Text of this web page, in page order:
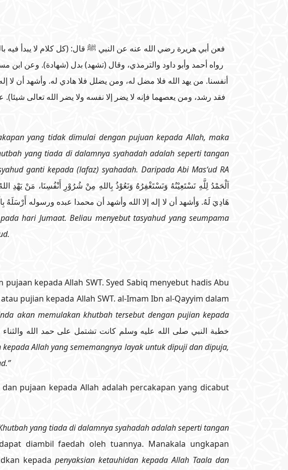
فعن أبي هريرة رضي الله عنه عن النبي ﷺ قال: (كل كلام لا يبدأ فيه
رواه أحمد وأبو داود والترمذي، وقال (تشهد) بدل (شهادة). وعن ابن
أنفسنا. من يهد الله فلا مضل له، ومن يضلل فلا هادي له. وأشهد أن لا
فقد رشد، ومن يعصهما فإنه لا يضر إلا نفسه ولا يضر الله تعالى
yang tidak dimulai dengan pujuan kepada Allah, maka
yang tiada di dalamnya syahadah adalah seperti tangan
ganti kepada (lafaz) syahadah. Daripada Abi Mas‘ud RA
اَلْحَمْدُ لِلَّهِ نَسْتَعِيْنُهُ وَنَسْتَغْفِرُهُ وَنَعُوْذُ بِاللهِ مِنْ شُرُوْرِ أَنْفُسِنَا، مَنْ يَهْدِ
هَادِيَ لَهُ. وَأشهد أن لا إله إلا الله وأشهد أن محمدا عبده ورسوله
hari Jumaat. Beliau menyebut tasyahud yang seumpama
kepada Allah SWT. Syed Sabiq menyebut hadis Abu
atau pujian kepada Allah SWT. al-Imam Ibn al-Qayyim dalam
akan memulakan khutbah tersebut dengan pujian kepada
Allah yang sememangnya layak untuk dipuji dan dipuja,
pujaan kepada Allah adalah percakapan yang dicabut
yang tiada di dalamnya syahadah adalah seperti tangan
diambil faedah oleh tuannya. Manakala ungkapan
kepada penyaksian ketauhidan kepada Allah Taala dan